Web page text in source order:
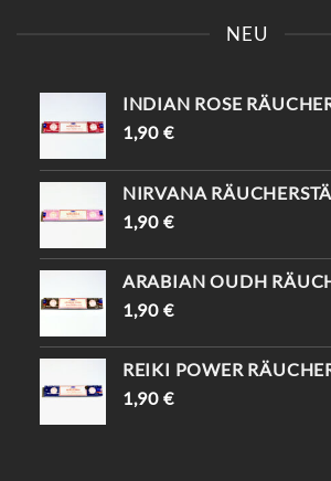
NEU
INDIAN ROSE
1,90 €
NIRVANA
1,90 €
ARABIAN OUDH
1,90 €
REIKI POWER
1,90 €